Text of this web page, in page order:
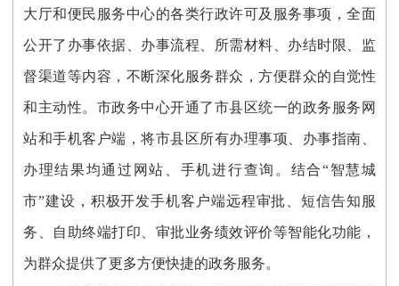
大厅和便民服务中心的各类行政许可及服务事项，全面
公开了办事依据、办事流程、所需材料、办结时限、监
督渠道等内容，不断深化服务群众，方便群众的自觉性
和主动性。市政务中心开通了市县区统一的政务服务网
站和手机客户端，将市县区所有办理事项、办事指南、
办理结果均通过网站、手机进行查询。结合“智慧城
市”建设，积极开发手机客户端远程审批、短信告知服
务、自助终端打印、审批业务绩效评价等智能化功能，
为群众提供了更多方便快捷的政务服务。